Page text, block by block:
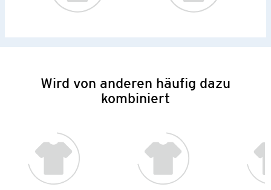
Wird von anderen häufig dazu
kombiniert